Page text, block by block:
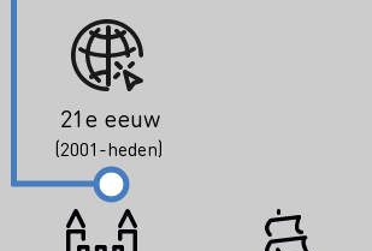
21e eeuw
(2001-heden)